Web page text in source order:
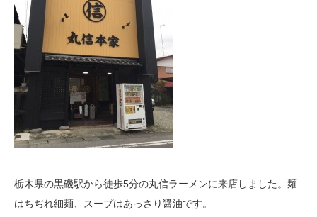
栃木県の黒磯駅から徒歩5分の丸信ラーメンに来店しました。麺
はちぢれ細麺、スープはあっさり醤油です。